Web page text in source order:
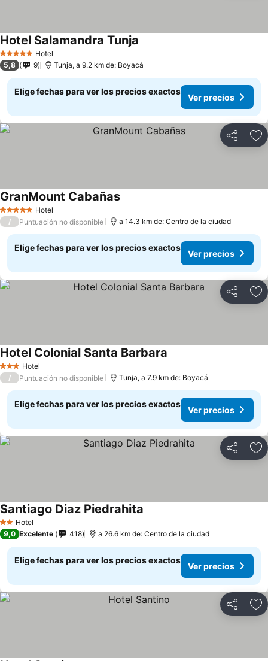
5 Estrellas Hotel
Hotel Salamandra Tunja
5,8 9 Tunja, a 9.2 km de: Boyacá
Elige fechas para ver los precios exactos
Ver precios
Compartir
5 Estrellas Hotel
GranMount Cabañas
/ Puntuación no disponible a 14.3 km de: Centro de la ciudad
Elige fechas para ver los precios exactos
Ver precios
Compartir
3 Estrellas
Hotel
Hotel Colonial Santa Barbara
/ Puntuación no disponible Tunja, a 7.9 km de: Boyacá
Elige fechas para ver los precios exactos
Ver precios
Compartir
2 Estrellas
Hotel
Santiago Diaz Piedrahita
9,0 Excelente 418 a 26.6 km de: Centro de la ciudad
Elige fechas para ver los precios exactos
Ver precios
Compartir